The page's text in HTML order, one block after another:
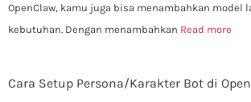
OpenClaw, kamu juga bisa menambahkan model
kebutuhan. Dengan menambahkan Read more
Cara Setup Persona/Karakter Bot di